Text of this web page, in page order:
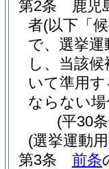
第2条
鹿児
者(以下「
で、選挙
し、当該
いて準用
ならない
(平30
(選挙運動
第3条
前条